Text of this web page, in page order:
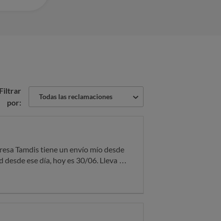
Filtrar
por:
Todas las reclamaciones
ese día, hoy es 30/06. Lleva 7
me si en que son ellos los que me